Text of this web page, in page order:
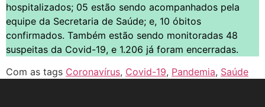
hospitalizados; 05 estão sendo acompanhados pela
equipe da Secretaria de Saúde; e, 10 óbitos
confirmados. Também estão sendo monitoradas 48
suspeitas da Covid-19, e 1.206 já foram encerradas.
Com as tags Coronavírus, Covid-19, Pandemia, Saúde